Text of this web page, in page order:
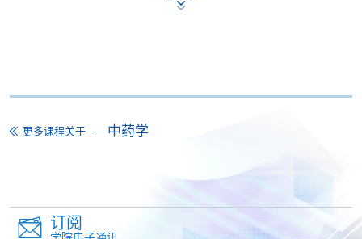
办事」、微信支付（WeChat Pay）或支付宝
（Alipay） 缴付学费。
如以划线支票或银行本票缴付，抬头请注明「香港大
学专业进修学院」。支票背面请写上课程名称及申请
人姓名。 阁下可：
更多课程关于 中药学
订阅